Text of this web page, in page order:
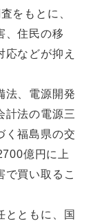
をもとに、
、住民の移
などが抑え
法、電源開発
計法の電源三
く福島県の交
億円に上
で買い取るこ
とともに、国